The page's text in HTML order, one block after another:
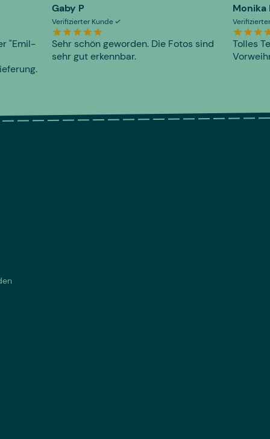
"Emil-
Gaby P
Verifizierter Kunde
Sehr schön geworden. Die Fotos sind
sehr gut erkennbar.
Monika
Tolles